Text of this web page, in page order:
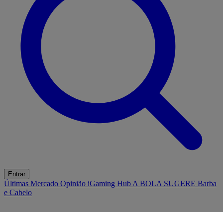
Entrar
Últimas Mercado Opinião iGaming Hub A BOLA SUGERE Barba
e Cabelo